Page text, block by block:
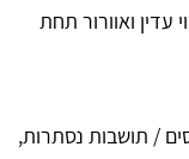
עדין ואוורור תחת
/ תושבות נסתרות,